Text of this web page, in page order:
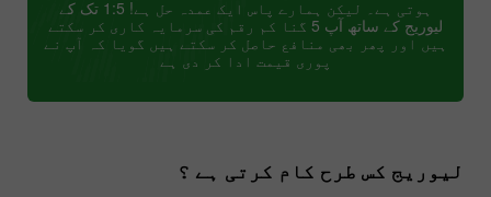
ہوتی ہے۔ لیکن ہمارے پاس ایک عمدہ حل ہے! 1:5 تک کے
لیوریج کے ساتھ آپ 5 گنا کم رقم کی سرمایہ کاری کر سکتے
ہیں اور پھر بھی منافع حاصل کر سکتے ہیں گویا کہ آپ نے
پوری قیمت ادا کر دی ہے
لیوریج کس طرح کام کرتی ہے ؟